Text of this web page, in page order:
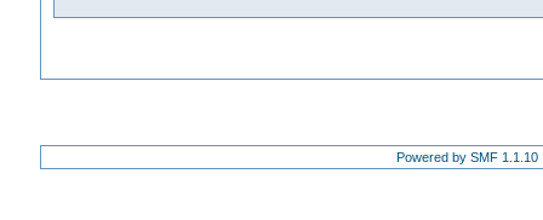
Powered by SMF 1.1.10